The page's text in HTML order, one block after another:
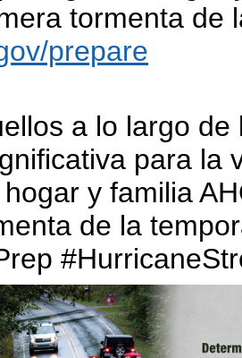
tormenta de
prepare
a lo largo
para la
y familia
de la